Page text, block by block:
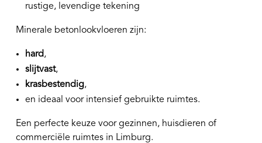
rustige, levendige tekening
Minerale betonlookvloeren zijn:
hard,
slijtvast,
krasbestendig,
en ideaal voor intensief gebruikte ruimtes.
Een perfecte keuze voor gezinnen, huisdieren of
commerciële ruimtes in Limburg.